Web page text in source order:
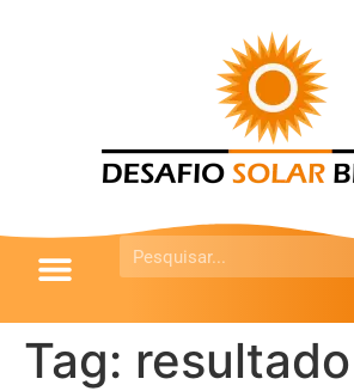
Tag: resultado